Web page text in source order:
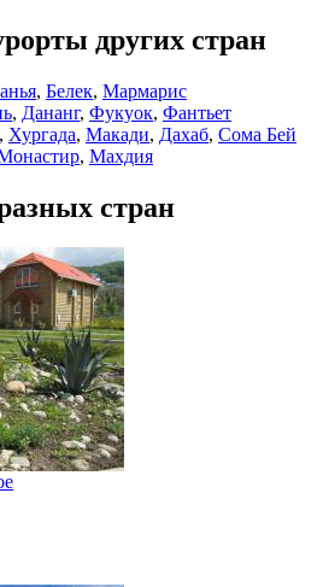
других стран
, Белек, Мармарис
, Дананг, Фукуок, Фантьет
, Хургада, Макади, Дахаб, Сома Бей
, Махдия
стран